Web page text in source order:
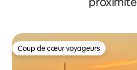
Coup de cœur voyageurs
Coup de cœur voyageurs